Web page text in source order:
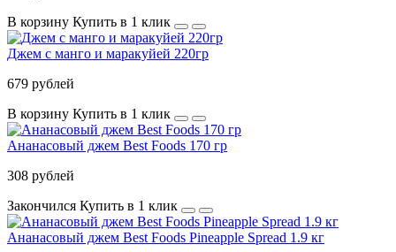
В корзину Купить в 1 клик
Джем с манго и маракуйей 220гр
679 рублей
В корзину Купить в 1 клик
Ананасовый джем Best Foods 170 гр
308 рублей
Закончился Купить в 1 клик
Ананасовый джем Best Foods Pineapple Spread 1.9 кг